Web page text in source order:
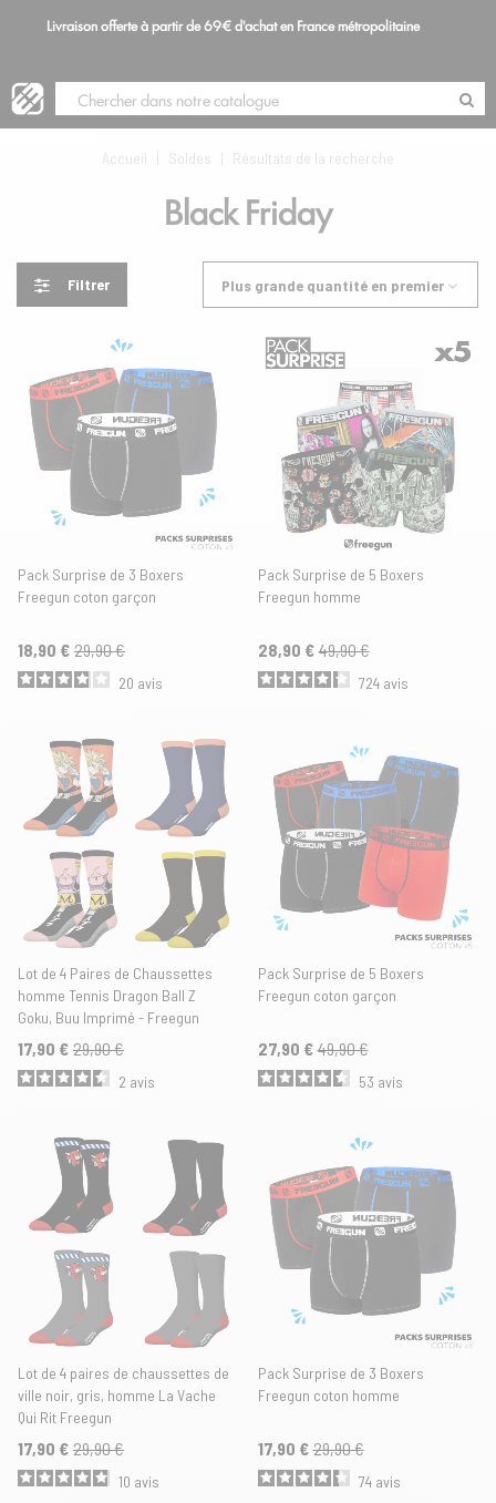
Livraison offerte à partir de 69€ d'achat en France métropolitaine
Accueil | Soldes | Résultats de la recherche
Black Friday
Filtrer Plus grande quantité en premier
Pack Surprise de 3 Boxers
Freegun coton garçon
18,90 € 29,90 €
20 avis
Pack Surprise de 5 Boxers
Freegun homme
28,90 € 49,90 €
724 avis
Lot de 4 Paires de Chaussettes
homme Tennis Dragon Ball Z
Goku, Buu Imprimé - Freegun
17,90 € 29,90 €
2 avis
Pack Surprise de 5 Boxers
Freegun coton garçon
27,90 € 49,90 €
53 avis
Lot de 4 paires de chaussettes de
ville noir, gris, homme La Vache
Qui Rit Freegun
17,90 € 29,90 €
10 avis
Pack Surprise de 3 Boxers
Freegun coton homme
17,90 € 29,90 €
74 avis